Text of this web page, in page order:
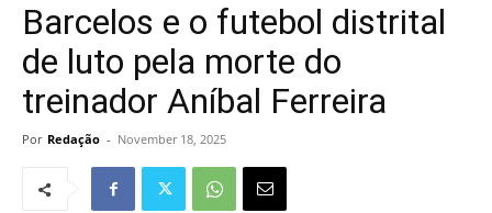
Barcelos e o futebol distrital
de luto pela morte do
treinador Aníbal Ferreira
Por Redação - November 18, 2025